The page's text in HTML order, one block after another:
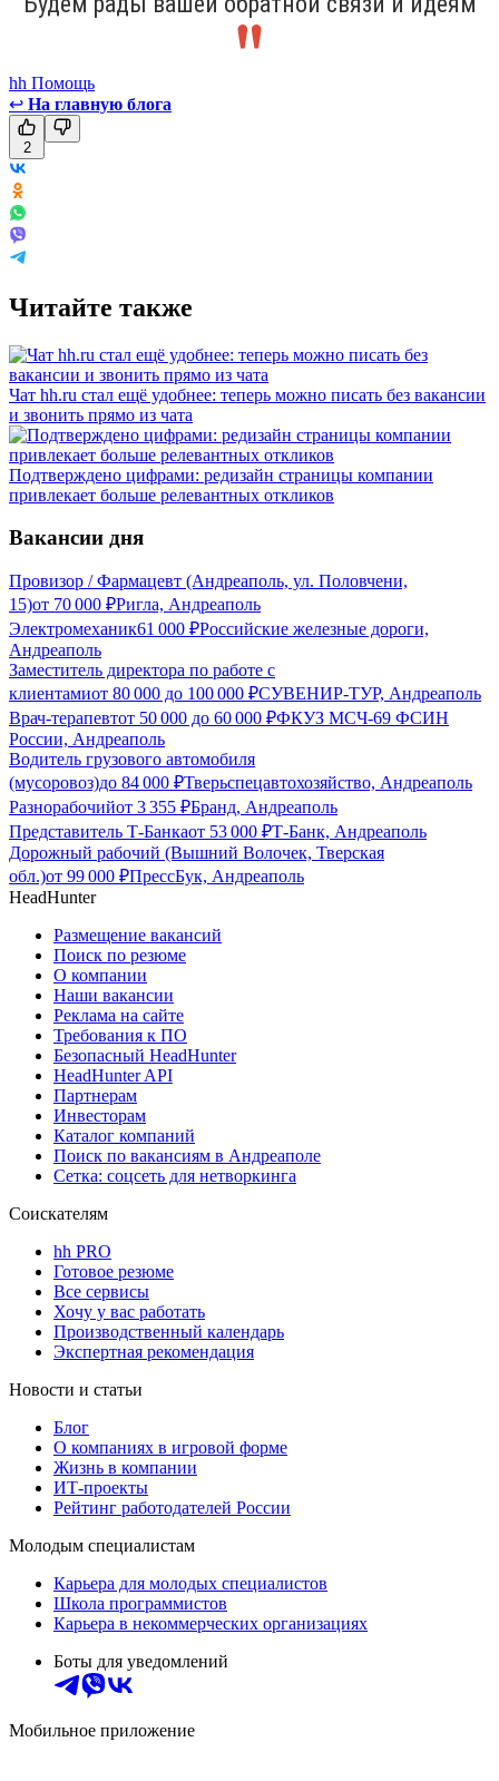
hh Помощь
↩ На главную блога
2
Читайте также
Чат hh.ru стал ещё удобнее: теперь можно писать без вакансии
и звонить прямо из чата
Подтверждено цифрами: редизайн страницы компании
привлекает больше релевантных откликов
Вакансии дня
Провизор / Фармацевт (Андреаполь, ул. Половчени,
15)от 70 000 ₽Ригла, Андреаполь
Электромеханик61 000 ₽Российские железные дороги,
Андреаполь
Заместитель директора по работе с
клиентамиот 80 000 до 100 000 ₽СУВЕНИР-ТУР, Андреаполь
Врач-терапевтот 50 000 до 60 000 ₽ФКУЗ МСЧ-69 ФСИН
России, Андреаполь
Водитель грузового автомобиля
(мусоровоз)до 84 000 ₽Тверьспецавтохозяйство, Андреаполь
Разнорабочийот 3 355 ₽Бранд, Андреаполь
Представитель Т-Банкаот 53 000 ₽Т-Банк, Андреаполь
Дорожный рабочий (Вышний Волочек, Тверская
обл.)от 99 000 ₽ПрессБук, Андреаполь
HeadHunter
Размещение вакансий
Поиск по резюме
О компании
Наши вакансии
Реклама на сайте
Требования к ПО
Безопасный HeadHunter
HeadHunter API
Партнерам
Инвесторам
Каталог компаний
Поиск по вакансиям в Андреаполе
Сетка: соцсеть для нетворкинга
Соискателям
hh PRO
Готовое резюме
Все сервисы
Хочу у вас работать
Производственный календарь
Экспертная рекомендация
Новости и статьи
Блог
О компаниях в игровой форме
Жизнь в компании
ИТ-проекты
Рейтинг работодателей России
Молодым специалистам
Карьера для молодых специалистов
Школа программистов
Карьера в некоммерческих организациях
Боты для уведомлений
Мобильное приложение